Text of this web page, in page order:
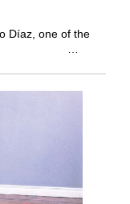
Díaz, one of the
…